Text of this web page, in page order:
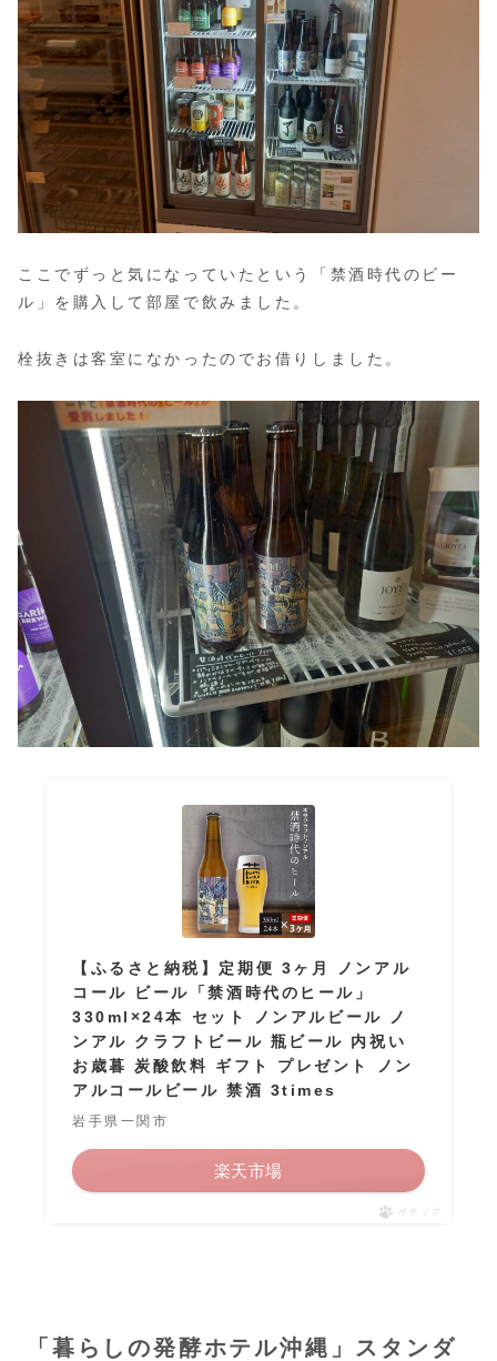
ここでずっと気になっていたという「禁酒時代のビー
ル」を購入して部屋で飲みました。
栓抜きは客室になかったのでお借りしました。
【ふるさと納税】定期便 3ヶ月 ノンアル
コール ビール「禁酒時代のヒール」
330ml×24本 セット ノンアルビール ノ
ンアル クラフトビール 瓶ビール 内祝い
お歳暮 炭酸飲料 ギフト プレゼント ノン
アルコールビール 禁酒 3times
岩手県一関市
楽天市場
ポチップ
「暮らしの発酵ホテル沖縄」スタンダ